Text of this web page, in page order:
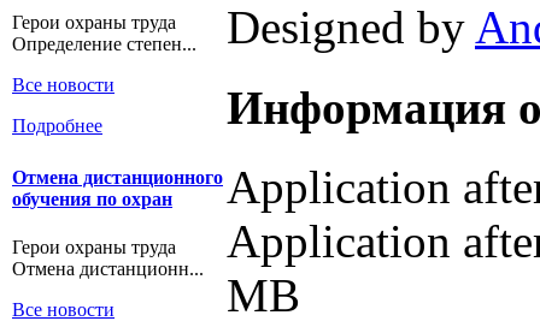
Герои охраны труда
Определение степен...
Все новости
Подробнее
Отмена дистанционного
обучения по охран
Герои охраны труда
Отмена дистанционн...
Все новости
Designed by
Информация
Application
Application
MB